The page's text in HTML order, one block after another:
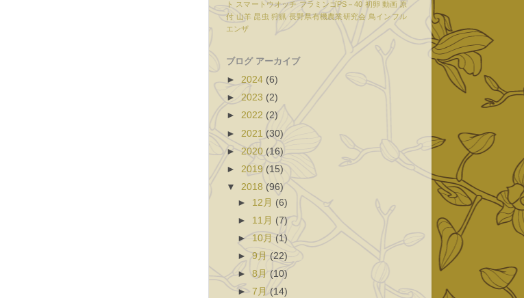
ト
スマートウオッチ フラミンゴPS－40 初卵 動画 原
付 山羊 昆虫 狩猟 長野県有機農業研究会 鳥インフル
エンザ
ブログ アーカイブ
► 2024 (6)
► 2023 (2)
► 2022 (2)
► 2021 (30)
►2020 (16)
► 2019 (15)
▼ 2018 (96)
► 12月 (6)
► 11月 (7)
► 10月 (1)
►9月(22)
►8月(10)
►7月(14)